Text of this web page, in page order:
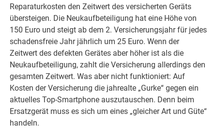
Reparaturkosten den Zeitwert des versicherten Geräts
übersteigen. Die Neukaufbeteiligung hat eine Höhe von
150 Euro und steigt ab dem 2. Versicherungsjahr für jedes
schadensfreie Jahr jährlich um 25 Euro. Wenn der
Zeitwert des defekten Gerätes aber höher ist als die
Neukaufbeteiligung, zahlt die Versicherung allerdings den
gesamten Zeitwert. Was aber nicht funktioniert: Auf
Kosten der Versicherung die jahrealte „Gurke“ gegen ein
aktuelles Top-Smartphone auszutauschen. Denn beim
Ersatzgerät muss es sich um eines „gleicher Art und Güte“
handeln.